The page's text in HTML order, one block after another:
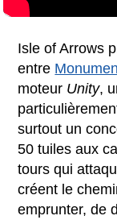
Isle of Arrows
entre
moteur Unity,
surtout un
50 tuiles aux
tours qui
créent le
emprunter, de